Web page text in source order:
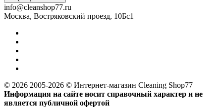
info@cleanshop77.ru
Москва, Востряковский проезд, 10Бс1
© 2026 2005-2026 © Интернет-магазин Cleaning Shop77
Информация на сайте носит справочный характер и не
является публичной офертой